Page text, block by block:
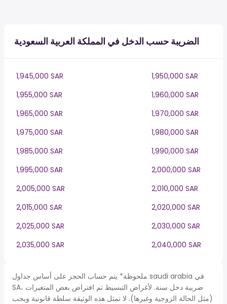
الضريبة حسب الدخل في المملكة العربية السعودية
1,945,000 SAR
1,950,000 SAR
1,955,000 SAR
1,960,000 SAR
1,965,000 SAR
1,970,000 SAR
1,975,000 SAR
1,980,000 SAR
1,985,000 SAR
1,990,000 SAR
1,995,000 SAR
2,000,000 SAR
2,005,000 SAR
2,010,000 SAR
2,015,000 SAR
2,020,000 SAR
2,025,000 SAR
2,030,000 SAR
2,035,000 SAR
2,040,000 SAR
ملحوظة* يتم حساب الحجز على أساس جداول saudi arabia في
SA، ضريبة دخل سنة. لأغراض التبسيط تم افتراض بعض المتغيرات
(مثل الحالة الزوجية وغيرها). لا تمثل هذه الوثيقة سلطة قانونية ويجب